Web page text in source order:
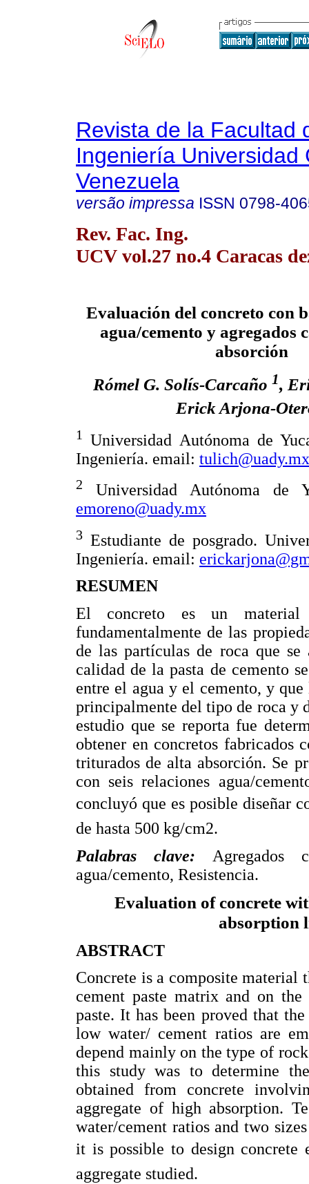
Revista de la Facultad
Ingeniería Universidad
Venezuela
versão impressa ISSN 0798-
Rev. Fac. Ing.
UCV vol.27 no.4 Caracas
Evaluación del concreto con
agua/cemento y agregados
absorción
Rómel G. Solís-Carcaño 1,
Erick Arjona-
1
Universidad Autónoma de
Ingeniería. email: tulich@uady.mx
2
Universidad Autónoma de
emoreno@uady.mx
3 Estudiante de posgrado.
Ingeniería. email:
RESUMEN
El concreto es un material
fundamentalmente de las
de las partículas de roca que se
calidad de la pasta de cemento
entre el agua y el cemento, y que
principalmente del tipo de roca y
estudio que se reporta fue
obtener en concretos fabricados
triturados de alta absorción. Se
con seis relaciones agua/
concluyó que es posible diseñar
de hasta 500 kg/cm2.
Palabras clave: Agregados
agua/cemento, Resistencia.
Evaluation of concrete
absorption
ABSTRACT
Concrete is a composite material
cement paste matrix and on
paste. It has been proved that
low water/ cement ratios are
depend mainly on the type of
this study was to determine
obtained from concrete
aggregate of high absorption.
water/cement ratios and two
it is possible to design concrete
aggregate studied.